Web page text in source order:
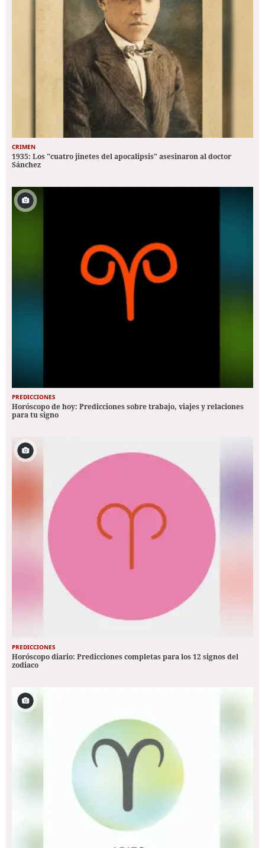
CRIMEN
1935: Los "cuatro jinetes del apocalipsis" asesinaron al doctor
Sánchez
PREDICCIONES
Horóscopo de hoy: Predicciones sobre trabajo, viajes y relaciones
para tu signo
PREDICCIONES
Horóscopo diario: Predicciones completas para los 12 signos del
zodiaco